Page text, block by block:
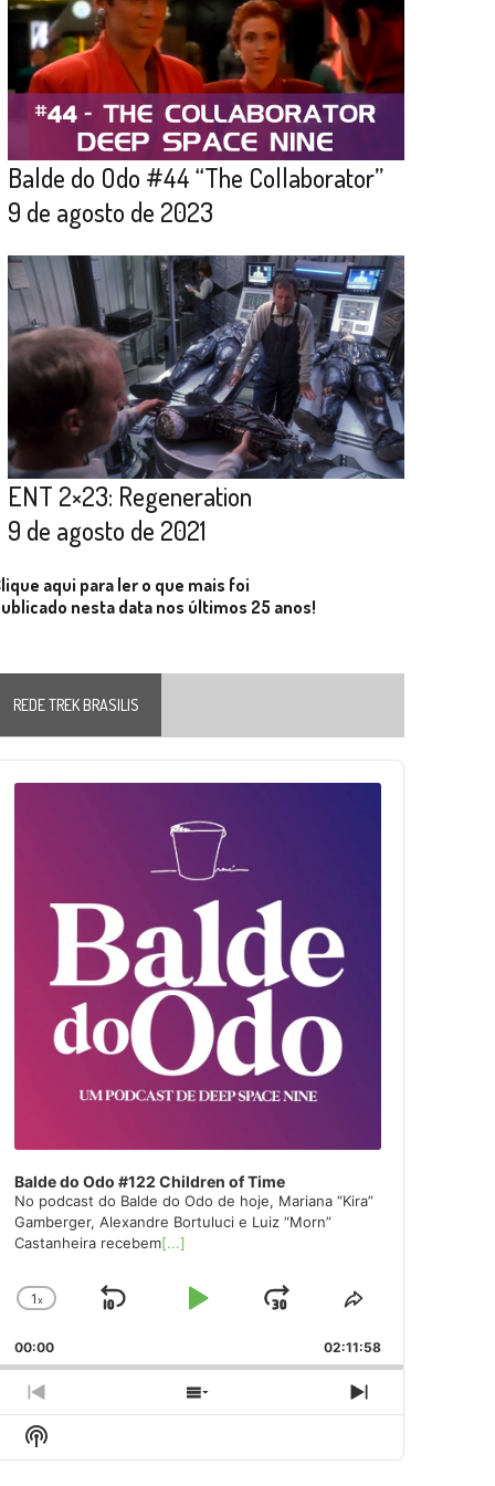
Balde do Odo #44 “The Collaborator”
9 de agosto de 2023
ENT 2×23: Regeneration
9 de agosto de 2021
aqui para ler o que mais foi
nesta data nos últimos 25 anos!
REDE TREK BRASILIS
Balde do Odo #122 Children of Time
No podcast do Balde do Odo de hoje, Mariana “Kira”
Gamberger, Alexandre Bortuluci e Luiz “Morn”
Castanheira recebem[...]
Change
Rate
1x
Skip
Play
Jump
Forward
Share
Episode
00:00 02:11:58
Previous
Episode
Show
Episodes
Next
Episode
Show
Podcast